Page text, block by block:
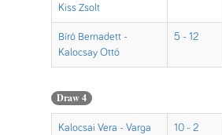
Kiss Zsolt
Bíró Bernadett -
Kalocsay Ottó
5 - 12
Draw 4
Kalocsai Vera - Varga
10 - 2